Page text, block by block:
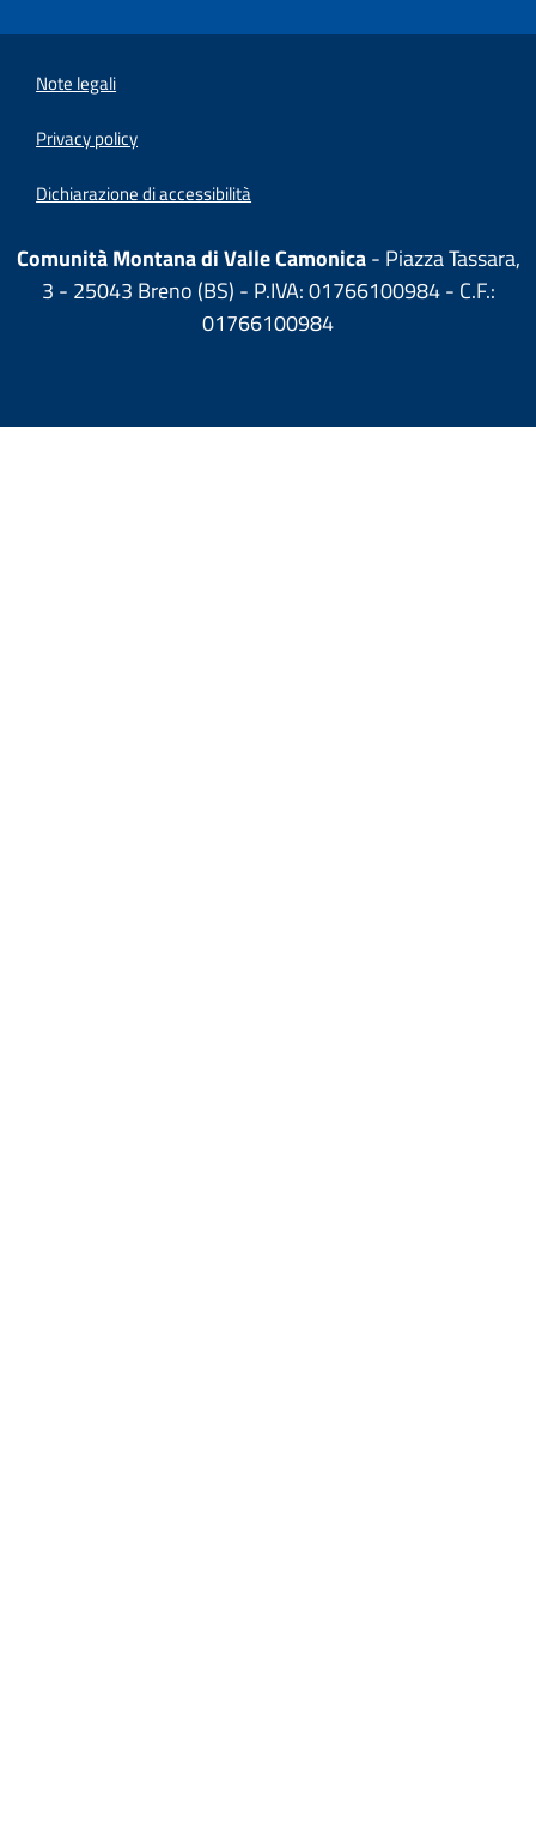
Note legali
Privacy policy
Dichiarazione di accessibilità
Comunità Montana di Valle Camonica- Piazza Tassara,
3 - 25043 Breno (BS) - P.IVA: 01766100984 - C.F.:
01766100984